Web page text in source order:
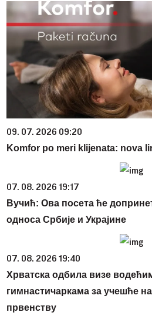
09. 07. 2026 09:20
Komfor po meri klijenata: nova
07. 08. 2026 19:17
Вучић: Ова посета ће
односа Србије и Украјине
07. 08. 2026 19:40
Хрватска одбила визе
гимнастичаркама за учешће
првенству